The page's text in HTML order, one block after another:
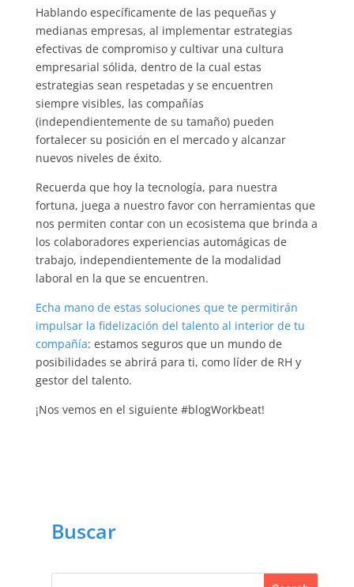
Hablando específicamente de las pequeñas y
medianas empresas, al implementar estrategias
efectivas de compromiso y cultivar una cultura
empresarial sólida, dentro de la cual estas
estrategias sean respetadas y se encuentren
siempre visibles, las compañías
(independientemente de su tamaño) pueden
fortalecer su posición en el mercado y alcanzar
nuevos niveles de éxito.
Recuerda que hoy la tecnología, para nuestra
fortuna, juega a nuestro favor con herramientas que
nos permiten contar con un ecosistema que brinda a
los colaboradores experiencias automágicas de
trabajo, independientemente de la modalidad
laboral en la que se encuentren.
Echa mano de estas soluciones que te permitirán
impulsar la fidelización del talento al interior de tu
compañía: estamos seguros que un mundo de
posibilidades se abrirá para ti, como líder de RH y
gestor del talento.
¡Nos vemos en el siguiente #blogWorkbeat!
Buscar